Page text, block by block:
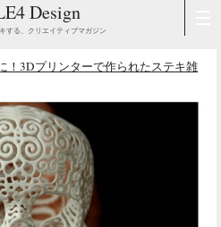
Design
する、クリエイティブマガジン
！3Dプリンターで作られたステキ雑